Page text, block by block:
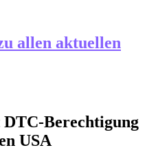
allen aktuellen
Berechtigung
USA